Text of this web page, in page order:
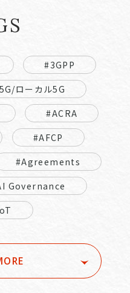
#3GPP
ローカル5G
#ACRA
#AFCP
#Agreements
Governance